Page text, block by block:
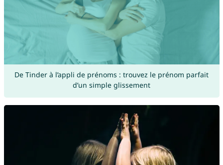
De Tinder à l’appli de prénoms : trouvez le prénom parfait
d’un simple glissement